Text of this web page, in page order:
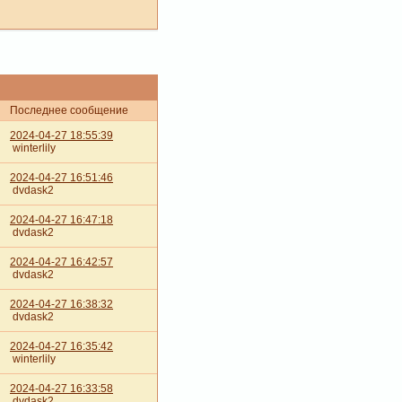
Последнее сообщение
2024-04-27 18:55:39
winterlily
2024-04-27 16:51:46
dvdask2
2024-04-27 16:47:18
dvdask2
2024-04-27 16:42:57
dvdask2
2024-04-27 16:38:32
dvdask2
2024-04-27 16:35:42
winterlily
2024-04-27 16:33:58